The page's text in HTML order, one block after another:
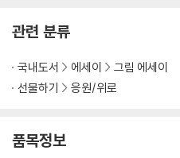
관련 분류
국내도서 에세이
그림 에세이
선물하기
응원/위로
품목정보